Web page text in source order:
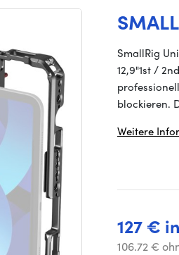
SmallRig
12,9"1st /
blockieren.
Weitere
127 €
106.72 €